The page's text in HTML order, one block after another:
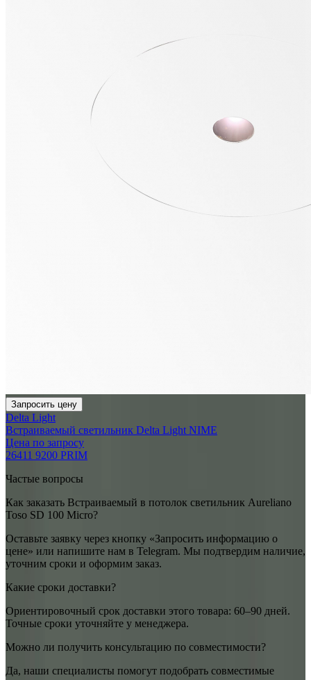
Запросить цену
Delta Light
Встраиваемый светильник Delta Light NIME
Цена по запросу
26411 9200 PRIM
Частые вопросы
Как заказать Встраиваемый в потолок светильник Aureliano
Toso SD 100 Micro?
Оставьте заявку через кнопку «Запросить информацию о
цене» или напишите нам в Telegram. Мы подтвердим наличие,
уточним сроки и оформим заказ.
Какие сроки доставки?
Ориентировочный срок доставки этого товара: 60–90 дней.
Точные сроки уточняйте у менеджера.
Можно ли получить консультацию по совместимости?
Да, наши специалисты помогут подобрать совместимые